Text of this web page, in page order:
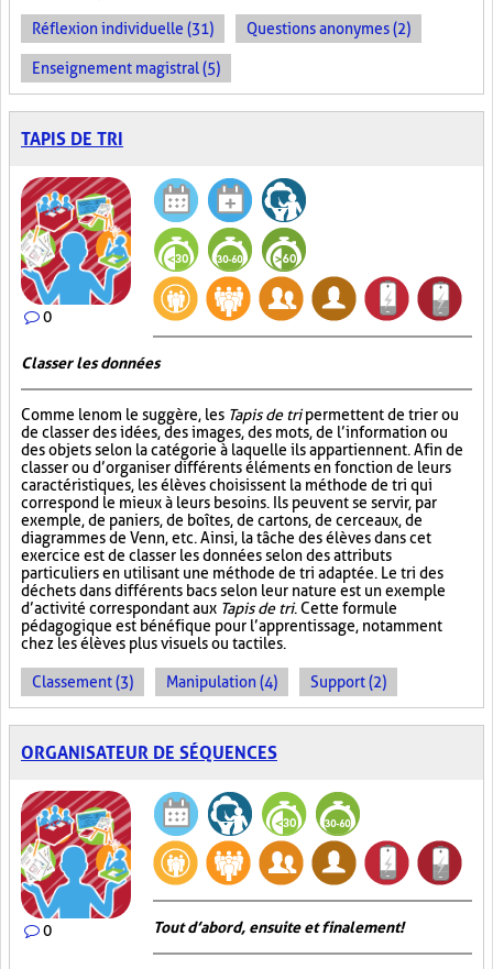
Réflexion individuelle (31) Questions anonymes (2)
Enseignement magistral (5)
TAPIS DE TRI
0
Classer les données
Comme le nom le suggère, les Tapis de tripermettent de trier ou
de classer des idées, des images, des mots, de l’information ou
des objets selon la catégorie à laquelle ils appartiennent. Afin de
classer ou d’organiser différents éléments en fonction de leurs
caractéristiques, les élèves choisissent la méthode de tri qui
correspond le mieux à leurs besoins. Ils peuvent se servir, par
exemple, de paniers, de boîtes, de cartons, de cerceaux, de
diagrammes de Venn, etc. Ainsi, la tâche des élèves dans cet
exercice est de classer les données selon des attributs
particuliers en utilisant une méthode de tri adaptée. Le tri des
déchets dans différents bacs selon leur nature est un exemple
d’activité correspondant aux Tapis de tri. Cette formule
pédagogique est bénéfique pour l’apprentissage, notamment
chez les élèves plus visuels ou tactiles.
Classement (3) Manipulation (4) Support (2)
ORGANISATEUR DE SÉQUENCES
0 Tout d’abord, ensuite et finalement!